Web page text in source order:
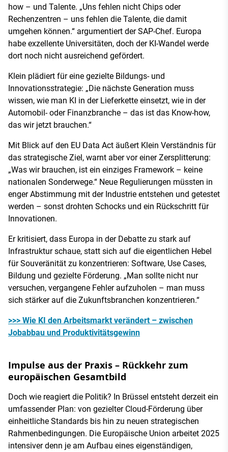
how – und Talente. „Uns fehlen nicht Chips oder
Rechenzentren – uns fehlen die Talente, die damit
umgehen können.“ argumentiert der SAP-Chef. Europa
habe exzellente Universitäten, doch der KI-Wandel werde
dort noch nicht ausreichend gefördert.
Klein plädiert für eine gezielte Bildungs- und
Innovationsstrategie: „Die nächste Generation muss
wissen, wie man KI in der Lieferkette einsetzt, wie in der
Automobil- oder Finanzbranche – das ist das Know-how,
das wir jetzt brauchen.“
Mit Blick auf den EU Data Act äußert Klein Verständnis für
das strategische Ziel, warnt aber vor einer Zersplitterung:
„Was wir brauchen, ist ein einziges Framework – keine
nationalen Sonderwege.“ Neue Regulierungen müssten in
enger Abstimmung mit der Industrie entstehen und getestet
werden – sonst drohten Schocks und ein Rückschritt für
Innovationen.
Er kritisiert, dass Europa in der Debatte zu stark auf
Infrastruktur schaue, statt sich auf die eigentlichen Hebel
für Souveränität zu konzentrieren: Software, Use Cases,
Bildung und gezielte Förderung. „Man sollte nicht nur
versuchen, vergangene Fehler aufzuholen – man muss
sich stärker auf die Zukunftsbranchen konzentrieren.“
>>> Wie KI den Arbeitsmarkt verändert – zwischen
Jobabbau und Produktivitätsgewinn
Impulse aus der Praxis – Rückkehr zum
europäischen Gesamtbild
Doch wie reagiert die Politik? In Brüssel entsteht derzeit ein
umfassender Plan: von gezielter Cloud-Förderung über
einheitliche Standards bis hin zu neuen strategischen
Rahmenbedingungen. Die Europäische Union arbeitet 2025
intensiver denn je am Aufbau eines eigenständigen,